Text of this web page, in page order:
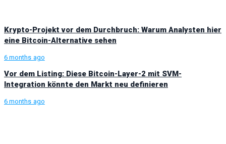
Krypto-Projekt vor dem Durchbruch: Warum Analysten hier
eine Bitcoin-Alternative sehen
6 months ago
Vor dem Listing: Diese Bitcoin-Layer-2 mit SVM-
Integration könnte den Markt neu definieren
6 months ago